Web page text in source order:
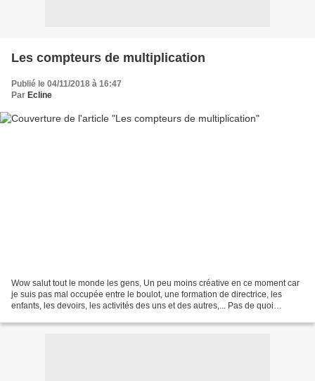
Les compteurs de multiplication
Publié le 04/11/2018 à 16:47
Par Ecline
Wow salut tout le monde les gens, Un peu moins créative en ce moment car
je suis pas mal occupée entre le boulot, une formation de directrice, les
enfants, les devoirs, les activités des uns et des autres,... Pas de quoi